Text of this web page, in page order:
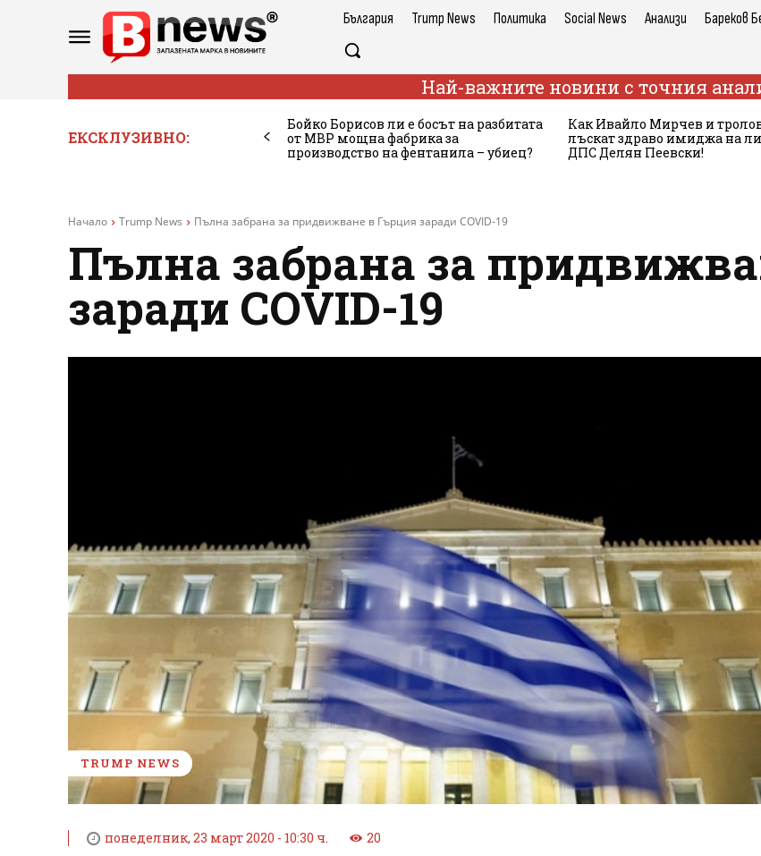
България Trump News Политика Social News Анализи Бареков
Най-важните новини с точния
ЕКСКЛУЗИВНО:
Бойко Борисов ли е босът на разбитата
от МВР мощна фабрика за
производство на фентанила – убиец?
Как Ивайло Мирчев и
лъскат здраво имиджа на
ДПС Делян Пеевски!
Начало Trump News Пълна забрана за придвижване в Гърция заради COVID-19
Пълна забрана за
заради COVID-19
TRUMP NEWS
понеделник, 23 март 2020 - 10:30 ч. 20